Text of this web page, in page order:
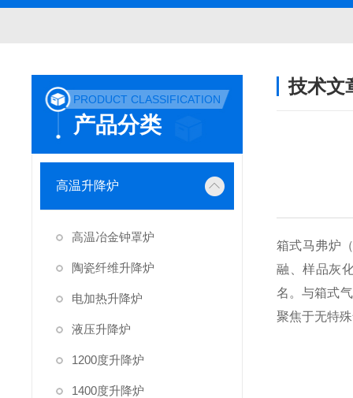
PRODUCT CLASSIFICATION
产品分类
高温升降炉
高温冶金钟罩炉
陶瓷纤维升降炉
电加热升降炉
液压升降炉
1200度升降炉
1400度升降炉
技术文
箱式马弗炉
融、样品灰
名。与箱式
聚焦于无特